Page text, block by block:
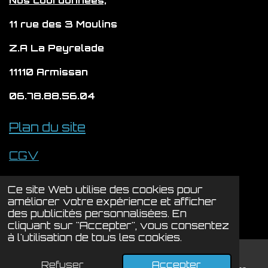
Ce site Web utilise des cookies pour
améliorer votre expérience et afficher
des publicités personnalisées. En
cliquant sur "Accepter", vous consentez
à l'utilisation de tous les cookies.
Refuser Accepter
11 rue des 3 Moulins
Z.A La Peyrelade
11110 Armissan
06.78.88.56.04
Plan du site
CGV
Politique de confidentialité
© 2024 - 2026 LYSION
Propulsé parWebador